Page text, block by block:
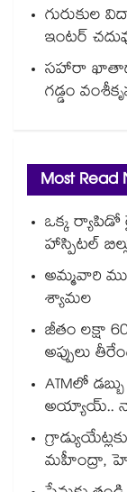
గురుకుల
ఇంటర్
సహారా
గడ్డం
Most Read
ఒక్క ర్యాపిడో
హాస్పిటల్
అమ్మవారి
శ్యామల
జీతం లక్షా
అప్పులు
ATMలో
అయ్యాయ్..
మహీంద్రా,